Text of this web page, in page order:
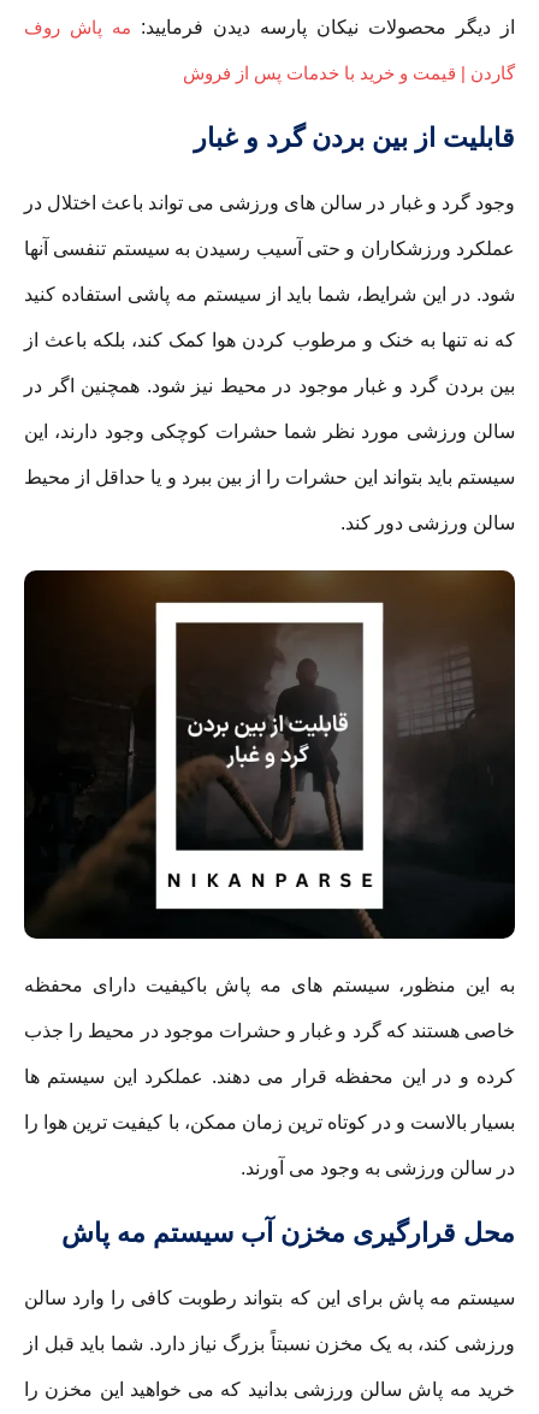
از دیگر محصولات نیکان پارسه دیدن فرمایید: مه پاش روف
گاردن | قیمت و خرید با خدمات پس از فروش
قابلیت از بین بردن گرد و غبار
وجود گرد و غبار در سالن های ورزشی می تواند باعث اختلال در
عملکرد ورزشکاران و حتی آسیب رسیدن به سیستم تنفسی آنها
شود. در این شرایط، شما باید از سیستم مه پاشی استفاده کنید
که نه تنها به خنک و مرطوب کردن هوا کمک کند، بلکه باعث از
بین بردن گرد و غبار موجود در محیط نیز شود. همچنین اگر در
سالن ورزشی مورد نظر شما حشرات کوچکی وجود دارند، این
سیستم باید بتواند این حشرات را از بین ببرد و یا حداقل از محیط
سالن ورزشی دور کند.
به این منظور، سیستم های مه پاش باکیفیت دارای محفظه
خاصی هستند که گرد و غبار و حشرات موجود در محیط را جذب
کرده و در این محفظه قرار می دهند. عملکرد این سیستم ها
بسیار بالاست و در کوتاه ترین زمان ممکن، با کیفیت ترین هوا را
در سالن ورزشی به وجود می آورند.
محل قرارگیری مخزن آب سیستم مه پاش
سیستم مه پاش برای این که بتواند رطوبت کافی را وارد سالن
ورزشی کند، به یک مخزن نسبتاً بزرگ نیاز دارد. شما باید قبل از
خرید مه پاش سالن ورزشی بدانید که می خواهید این مخزن را